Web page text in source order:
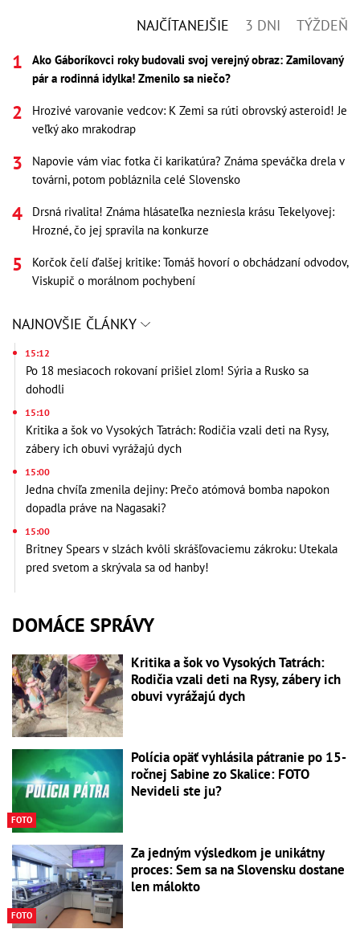
NAJČÍTANEJŠIE 3 DNI TÝŽDEŇ
Ako Gáboríkovci roky budovali svoj verejný obraz: Zamilovaný
pár a rodinná idylka! Zmenilo sa niečo?
Hrozivé varovanie vedcov: K Zemi sa rúti obrovský asteroid! Je
veľký ako mrakodrap
Napovie vám viac fotka či karikatúra? Známa speváčka drela v
továrni, potom pobláznila celé Slovensko
Drsná rivalita! Známa hlásateľka nezniesla krásu Tekelyovej:
Hrozné, čo jej spravila na konkurze
Korčok čelí ďalšej kritike: Tomáš hovorí o obchádzaní odvodov,
Viskupič o morálnom pochybení
NAJNOVŠIE ČLÁNKY
15:12
Po 18 mesiacoch rokovaní prišiel zlom! Sýria a Rusko sa
dohodli
15:10
Kritika a šok vo Vysokých Tatrách: Rodičia vzali deti na Rysy,
zábery ich obuvi vyrážajú dych
15:00
Jedna chvíľa zmenila dejiny: Prečo atómová bomba napokon
dopadla práve na Nagasaki?
15:00
Britney Spears v slzách kvôli skrášľovaciemu zákroku: Utekala
pred svetom a skrývala sa od hanby!
DOMÁCE SPRÁVY
Kritika a šok vo Vysokých Tatrách:
Rodičia vzali deti na Rysy, zábery ich
obuvi vyrážajú dych
FOTO
Polícia opäť vyhlásila pátranie po 15-
ročnej Sabine zo Skalice: FOTO
Nevideli ste ju?
FOTO
Za jedným výsledkom je unikátny
proces: Sem sa na Slovensku dostane
len málokto